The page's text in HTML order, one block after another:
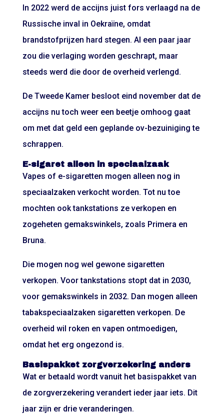
In 2022 werd de accijns juist fors verlaagd na de
Russische inval in Oekraïne, omdat
brandstofprijzen hard stegen. Al een paar jaar
zou die verlaging worden geschrapt, maar
steeds werd die door de overheid verlengd.
De Tweede Kamer besloot eind november dat de
accijns nu toch weer een beetje omhoog gaat
om met dat geld een geplande ov-bezuiniging te
schrappen.
E-sigaret alleen in speciaalzaak
Vapes of e-sigaretten mogen alleen nog in
speciaalzaken verkocht worden. Tot nu toe
mochten ook tankstations ze verkopen en
zogeheten gemakswinkels, zoals Primera en
Bruna.
Die mogen nog wel gewone sigaretten
verkopen. Voor tankstations stopt dat in 2030,
voor gemakswinkels in 2032. Dan mogen alleen
tabakspeciaalzaken sigaretten verkopen. De
overheid wil roken en vapen ontmoedigen,
omdat het erg ongezond is.
Basispakket zorgverzekering anders
Wat er betaald wordt vanuit het basispakket van
de zorgverzekering verandert ieder jaar iets. Dit
jaar zijn er drie veranderingen.